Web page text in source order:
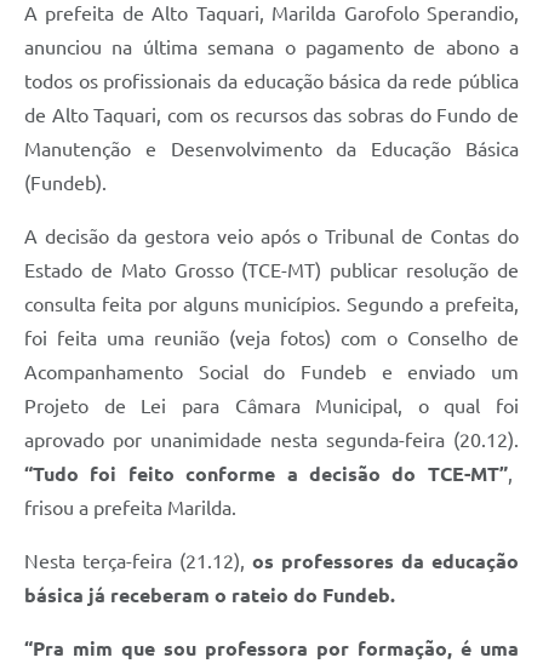
A prefeita de Alto Taquari, Marilda Garofolo Sperandio,
anunciou na última semana o pagamento de abono a
todos os profissionais da educação básica da rede pública
de Alto Taquari, com os recursos das sobras do Fundo de
Manutenção e Desenvolvimento da Educação Básica
(Fundeb).
A decisão da gestora veio após o Tribunal de Contas do
Estado de Mato Grosso (TCE-MT) publicar resolução de
consulta feita por alguns municípios. Segundo a prefeita,
foi feita uma reunião (veja fotos) com o Conselho de
Acompanhamento Social do Fundeb e enviado um
Projeto de Lei para Câmara Municipal, o qual foi
aprovado por unanimidade nesta segunda-feira (20.12).
“Tudo foi feito conforme a decisão do TCE-MT”,
frisou a prefeita Marilda.
Nesta terça-feira (21.12), os professores da educação
básica já receberam o rateio do Fundeb.
“Pra mim que sou professora por formação, é uma